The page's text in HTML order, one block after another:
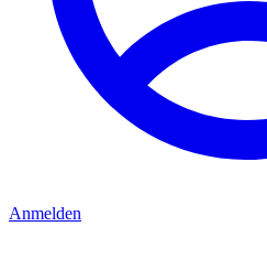
Anmelden